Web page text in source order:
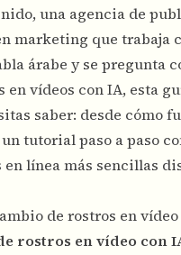
una agencia de
marketing que trabaja
árabe y se pregunta
en vídeos con IA, esta
saber: desde cómo
tutorial paso a paso
línea más sencillas
de rostros en vídeo
rostros en vídeo con